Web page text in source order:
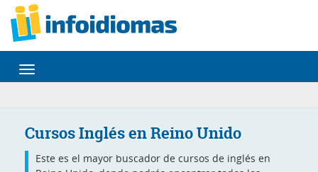
Desplegar
navegación
Cursos Inglés en Reino Unido
Este es el mayor buscador de cursos de inglés en